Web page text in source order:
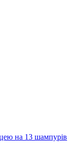
на 13 шампурів